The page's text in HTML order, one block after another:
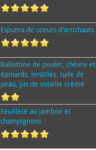
Espuma de cœurs d'artichauts
Ballottine de poulet, chèvre et
épinards, lentilles, tuile de
peau, jus de volaille crémé
Feuilleté au jambon et
champignons